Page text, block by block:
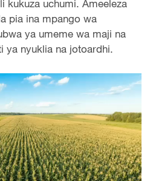
kukuza uchumi. Ameeleza
pia ina mpango wa
ya umeme wa maji na
ya nyuklia na jotoardhi.